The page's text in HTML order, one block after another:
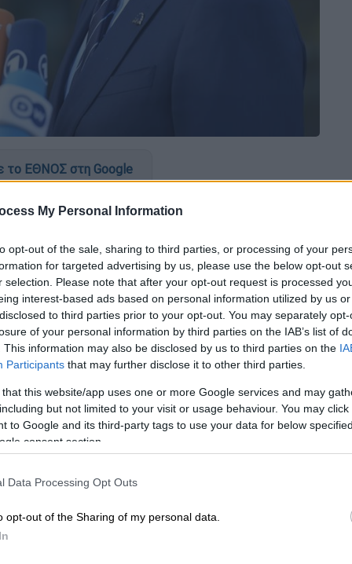
My Personal Information
opt-out of the sale, sharing to third parties, or processing of your
for targeted advertising by us, please use the below opt-out
selection. Please note that after your opt-out request is processed
interest-based ads based on personal information utilized by us
to third parties prior to your opt-out. You may separately
of your personal information by third parties on the IAB’s list of
This information may also be disclosed by us to third parties on the
Participants that may further disclose it to other third parties.
that this website/app uses one or more Google services and may
but not limited to your visit or usage behaviour. You may
to Google and its third-party tags to use your data for below
consent section.
Data Processing Opt Outs
opt-out of the Sharing of my personal data.
το ΕΘΝΟΣ στη Google
να σεβαστεί πλήρως τα δικαιώματα
στην Τένεδο και στην
τη Συνθήκη της Λωζάνης,
Νίκος Δένδιαςκατά τον χαιρετισμό
Ιμβρίωνγια το νέο έτος, η οποία
ηΤουρκίαοφείλει να εκπληρώσει στο
της Συνθήκης της Λωζάννηςπερί
πληθυσμό, όσον αφορά τη θέσπιση
και την προστασία των
συμμορφωθεί με τα διεθνή και
του ανθρώπου και των ατόμων
παράδειγμα το
της Ευρώπης(1625/27.6.2008),
της ελληνικής μειονότητας στην Ίμβρο